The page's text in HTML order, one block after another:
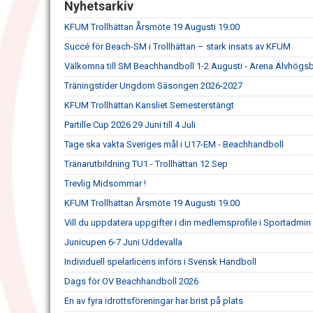
Nyhetsarkiv
KFUM Trollhättan Årsmöte 19 Augusti 19.00
Succé för Beach-SM i Trollhättan – stark insats av KFUM
Välkomna till SM Beachhandboll 1-2 Augusti - Arena
Träningstider Ungdom Säsongen 2026-2027
KFUM Trollhättan Kansliet Semesterstängt
Partille Cup 2026 29 Juni till 4 Juli
Tage ska vakta Sveriges mål i U17-EM - Beachhandboll
Tränarutbildning TU1 - Trollhättan 12 Sep
Trevlig Midsommar !
KFUM Trollhättan Årsmöte 19 Augusti 19.00
Vill du uppdatera uppgifter i din medlemsprofile i Sportadmin
Junicupen 6-7 Juni Uddevalla
Individuell spelarlicens införs i Svensk Handboll
Dags för OV Beachhandboll 2026
En av fyra idrottsföreningar har brist på plats